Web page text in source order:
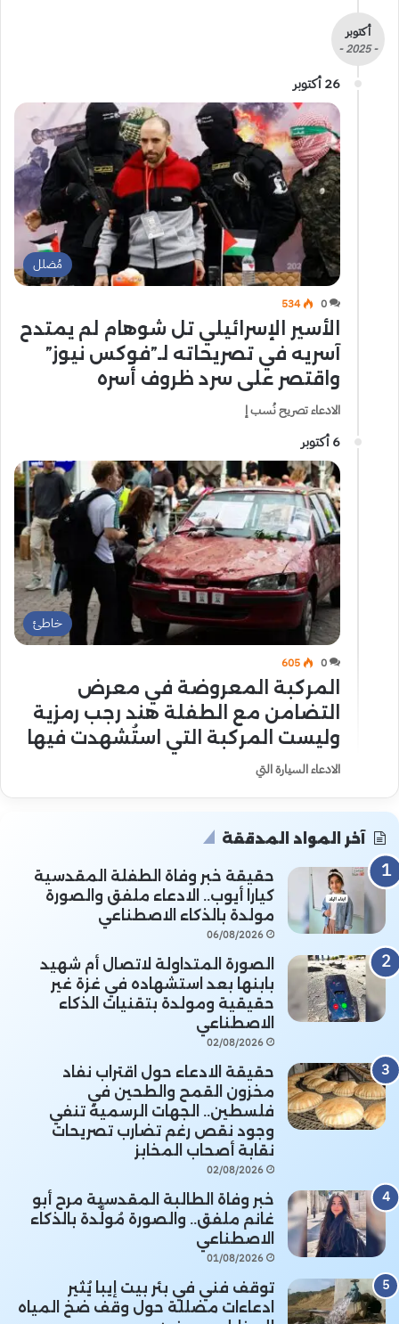
أكتوبر
- 2025 -
26 أكتوبر
مُضلل
0
534
الأسير الإسرائيلي تل شوهام لم يمتدح
آسريه في تصريحاته لـ”فوكس نيوز”
واقتصر على سرد ظروف أَسره
الادعاء تصريح نُسب إ
6 أكتوبر
خاطئ
0
605
المركبة المعروضة في معرض
التضامن مع الطفلة هند رجب رمزية
وليست المركبة التي استُشهدت فيها
الادعاء السيارة التي
آخر المواد المدققة
حقيقة خبر وفاة الطفلة المقدسية
كيارا أيوب.. الادعاء ملفق والصورة
مولدة بالذكاء الاصطناعي
06/08/2026
الصورة المتداولة لاتصال أم شهيد
بابنها بعد استشهاده في غزة غير
حقيقية ومولدة بتقنيات الذكاء
الاصطناعي
02/08/2026
حقيقة الادعاء حول اقتراب نفاد
مخزون القمح والطحين في
فلسطين.. الجهات الرسمية تنفي
وجود نقص رغم تضارب تصريحات
نقابة أصحاب المخابز
02/08/2026
خبر وفاة الطالبة المقدسية مرح أبو
غانم ملفق.. والصورة مُولَّدة بالذكاء
الاصطناعي
01/08/2026
توقف فني في بئر بيت إيبا يُثير
ادعاءات مضللة حول وقف ضخ المياه